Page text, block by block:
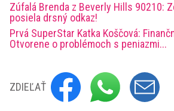
Zúfalá Brenda z Beverly Hills 90210:
posiela drsný odkaz!
Prvá SuperStar Katka Koščová:
Otvorene o problémoch s peniazmi...
ZDIEĽAŤ